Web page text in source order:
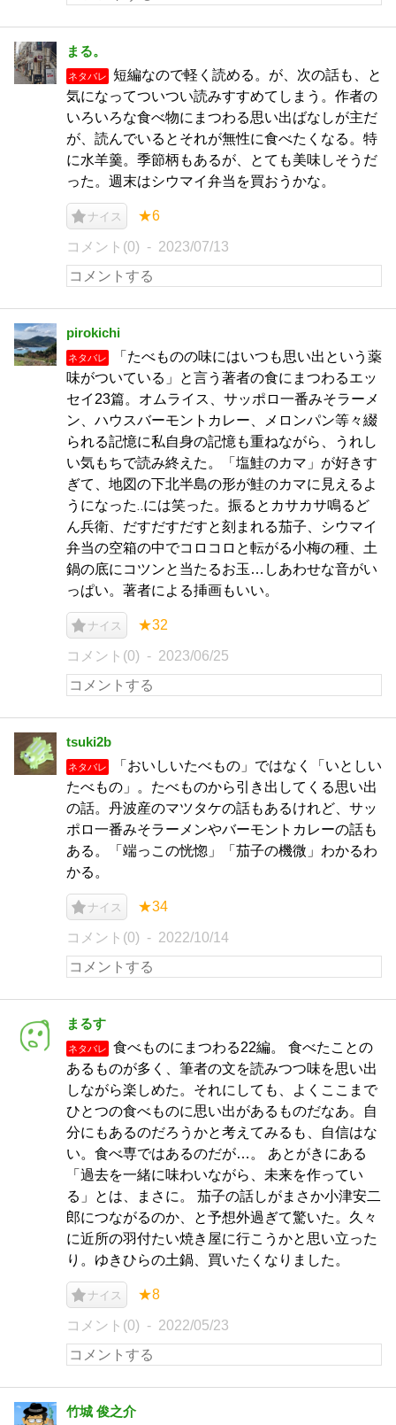
まる。
ネタバレ
短編なので軽く読める。が、次の話も、と
気になってついつい読みすすめてしまう。作者の
いろいろな食べ物にまつわる思い出ばなしが主だ
が、読んでいるとそれが無性に食べたくなる。特
に水羊羹。季節柄もあるが、とても美味しそうだ
った。週末はシウマイ弁当を買おうかな。
ナイス ★6
コメント(0) 2023/07/13
pirokichi
ネタバレ
「たべものの味にはいつも思い出という薬
味がついている」と言う著者の食にまつわるエッ
セイ23篇。オムライス、サッポロ一番みそラーメ
ン、ハウスバーモントカレー、メロンパン等々綴
られる記憶に私自身の記憶も重ねながら、うれし
い気もちで読み終えた。「塩鮭のカマ」が好きす
ぎて、地図の下北半島の形が鮭のカマに見えるよ
うになった‥には笑った。振るとカサカサ鳴るど
ん兵衛、だすだすだすと刻まれる茄子、シウマイ
弁当の空箱の中でコロコロと転がる小梅の種、土
鍋の底にコツンと当たるお玉…しあわせな音がい
っぱい。著者による挿画もいい。
ナイス ★32
コメント(0) 2023/06/25
tsuki2b
ネタバレ
「おいしいたべもの」ではなく「いとしい
たべもの」。たべものから引き出してくる思い出
の話。丹波産のマツタケの話もあるけれど、サッ
ポロ一番みそラーメンやバーモントカレーの話も
ある。「端っこの恍惚」「茄子の機微」わかるわ
かる。
ナイス ★34
コメント(0) 2022/10/14
まるす
ネタバレ
食べものにまつわる22編。 食べたことの
あるものが多く、筆者の文を読みつつ味を思い出
しながら楽しめた。それにしても、よくここまで
ひとつの食べものに思い出があるものだなあ。自
分にもあるのだろうかと考えてみるも、自信はな
い。食べ専ではあるのだが…。 あとがきにある
「過去を一緒に味わいながら、未来を作ってい
る」とは、まさに。 茄子の話しがまさか小津安二
郎につながるのか、と予想外過ぎて驚いた。久々
に近所の羽付たい焼き屋に行こうかと思い立った
り。ゆきひらの土鍋、買いたくなりました。
ナイス ★8
コメント(0) 2022/05/23
竹城 俊之介